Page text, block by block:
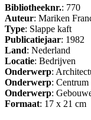
Bibliotheeknr.: 770
Auteur: Mariken
Type: Slappe kaft
Publicatiejaar: 1982
Land: Nederland
Locatie: Bedrijven
Onderwerp:
Onderwerp: Centrum
Onderwerp:
Formaat: 17 x 21 cm